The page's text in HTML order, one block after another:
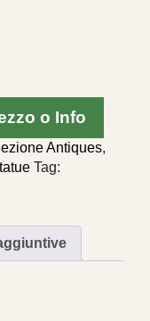
o Info
Antiques,
Tag: